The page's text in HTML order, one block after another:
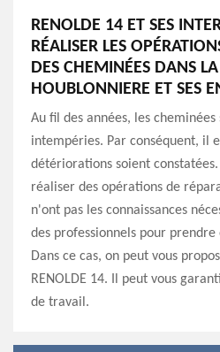
RENOLDE 14 ET SES
RÉALISER LES
DES CHEMINÉES DANS
HOUBLONNIERE ET SES
Au fil des années, les
intempéries. Par conséquent, il
détériorations soient
réaliser des opérations de
n'ont pas les connaissances
des professionnels pour
Dans ce cas, on peut vous
RENOLDE 14. Il peut vous
de travail.